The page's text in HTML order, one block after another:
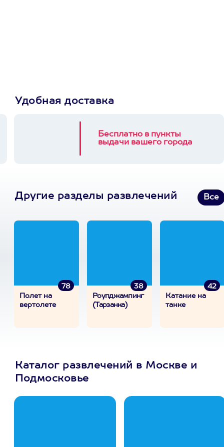
Удобная доставка
Бесплатно в пункты
выдачи вашего города
Другие разделы развлечений Все
78
Полет на
вертолете
38
Роупджампинг
(Тарзанка)
42
Катание на
танке
Каталог развлечений в Москве и
Подмосковье